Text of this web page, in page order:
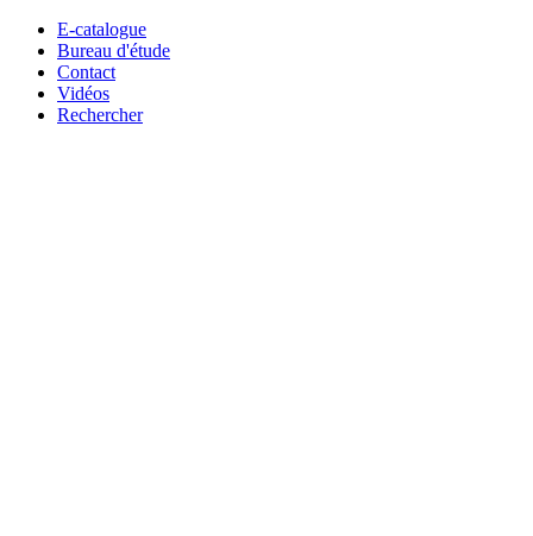
E-catalogue
Bureau d'étude
Contact
Vidéos
Rechercher